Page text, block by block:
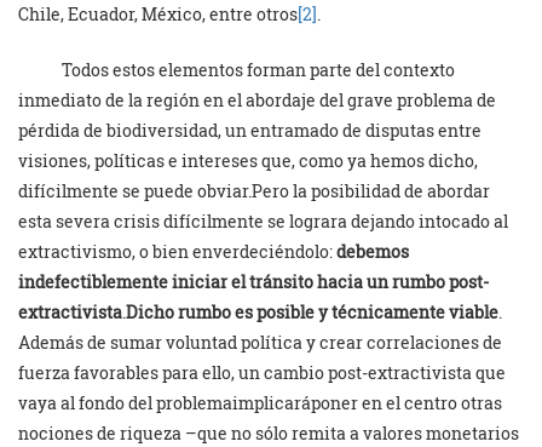
Chile, Ecuador, México, entre otros[2].
Todos estos elementos forman parte del contexto
inmediato de la región en el abordaje del grave problema de
pérdida de biodiversidad, un entramado de disputas entre
visiones, políticas e intereses que, como ya hemos dicho,
difícilmente se puede obviar.Pero la posibilidad de abordar
esta severa crisis difícilmente se lograra dejando intocado al
extractivismo, o bien enverdeciéndolo:debemos
indefectiblemente iniciar el tránsito hacia un rumbo post-
extractivista.Dicho rumbo es posible y técnicamente viable.
Además de sumar voluntad política y crear correlaciones de
fuerza favorables para ello, un cambio post-extractivista que
vaya al fondo del problemaimplicaráponer en el centro otras
nociones de riqueza –que no sólo remita a valores monetarios